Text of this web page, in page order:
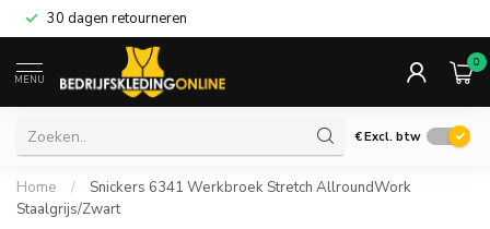
30 dagen retourneren
MENU
0
€Excl. btw
Home /
Snickers 6341 Werkbroek Stretch AllroundWork
Staalgrijs/Zwart